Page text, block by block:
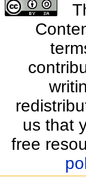
us that
free